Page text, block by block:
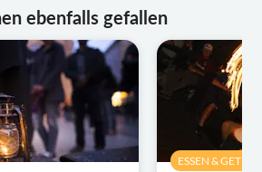
ebenfalls gefallen
ESSEN &